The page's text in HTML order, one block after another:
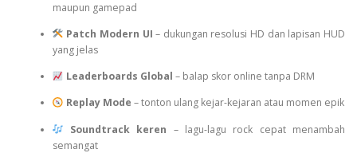
maupun gamepad
Patch Modern UI – dukungan resolusi HD dan lapisan HUD
yang jelas
Leaderboards Global – balap skor online tanpa DRM
Replay Mode – tonton ulang kejar-kejaran atau momen epik
Soundtrack keren – lagu-lagu rock cepat menambah
semangat